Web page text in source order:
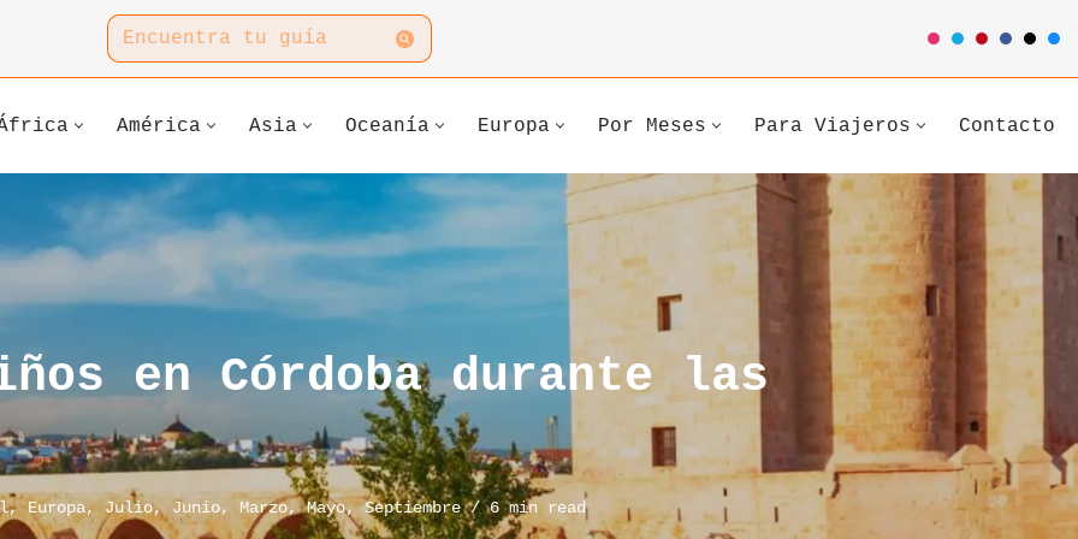
América Asia Oceanía Europa Por Meses Para Viajeros Contacto
en Córdoba durante las
, Europa, Julio,Junio, Marzo,Mayo,Septiembre 6 min read